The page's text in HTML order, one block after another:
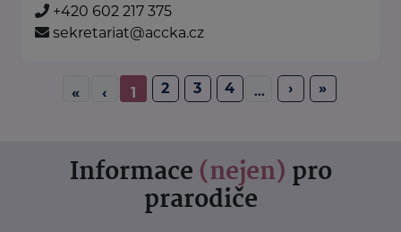
+420 602 217 375
sekretariat@accka.cz
« ‹ 1 2 3 4 ... › »
Informace (nejen) pro
prarodiče